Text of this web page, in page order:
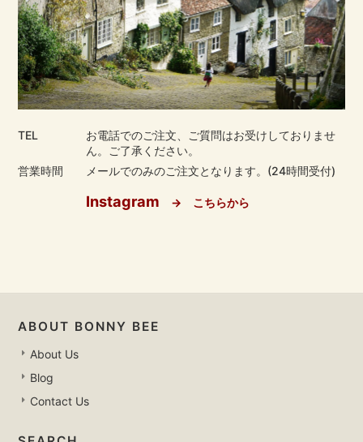
TEL
お電話でのご注文、ご質問はお受けしておりませ
ん。ご了承ください。
営業時間
メールでのみのご注文となります。(24時間受付)
Instagram → こちらから
ABOUT BONNY BEE
About Us
Blog
Contact Us